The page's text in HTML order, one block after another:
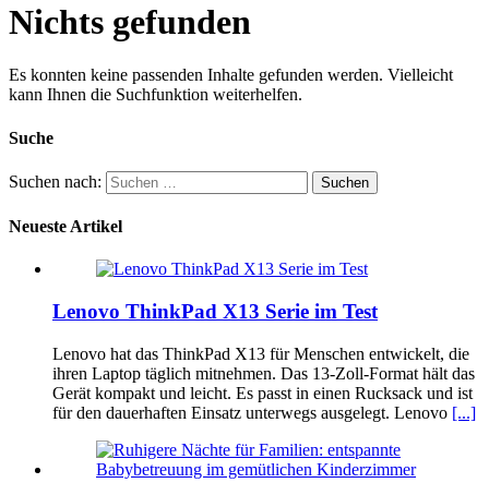
Nichts gefunden
Es konnten keine passenden Inhalte gefunden werden. Vielleicht
kann Ihnen die Suchfunktion weiterhelfen.
Suche
Suchen nach:
Neueste Artikel
Lenovo ThinkPad X13 Serie im Test
Lenovo hat das ThinkPad X13 für Menschen entwickelt, die
ihren Laptop täglich mitnehmen. Das 13-Zoll-Format hält das
Gerät kompakt und leicht. Es passt in einen Rucksack und ist
für den dauerhaften Einsatz unterwegs ausgelegt. Lenovo [...]